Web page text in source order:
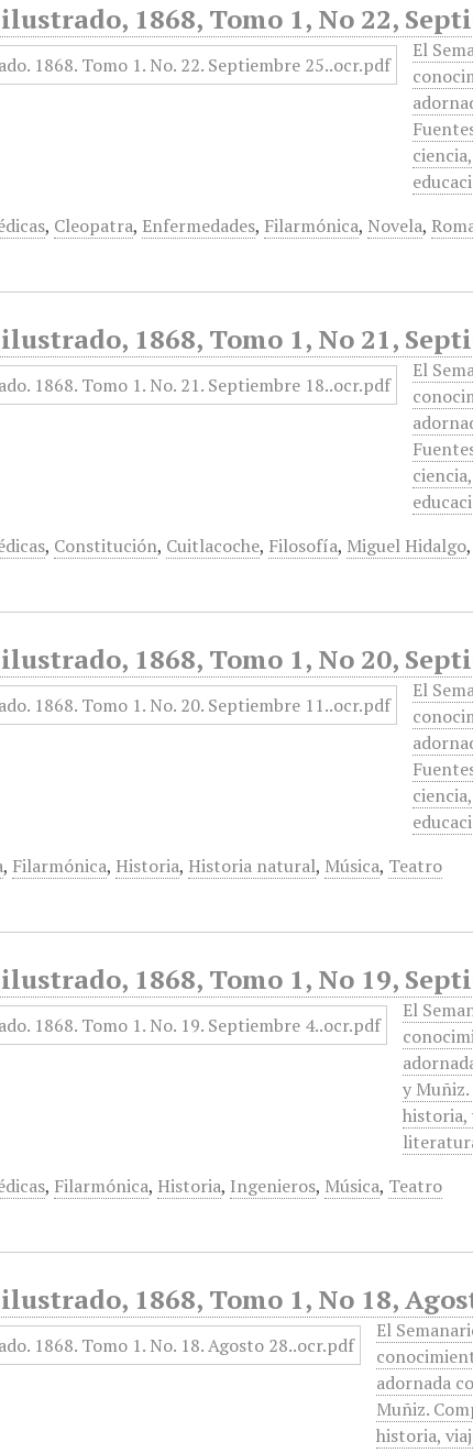
1868, Tomo 1, No 22,
El
, Cleopatra, Enfermedades, Filarmónica, Novela,
1868, Tomo 1, No 21,
El
, Constitución, Cuitlacoche, Filosofía, Miguel Hidalgo,
1868, Tomo 1, No 20,
El
, Filarmónica, Historia, Historia natural, Música, Teatro
1868, Tomo 1, No 19,
El
y Muñiz.
historia,
, Filarmónica, Historia, Ingenieros, Música, Teatro
1868, Tomo 1, No 18,
El
adornada
Muñiz.
historia,